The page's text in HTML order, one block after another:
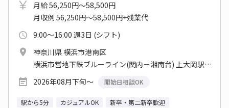
月給 56,250円～58,500円
月収例 56,250円～58,500円+残業代
9:00～16:00 週3日 (シフト)
神奈川県 横浜市港南区
横浜市営地下鉄ブルーライン(関内－湘南台) 上大岡駅 他
2026年08月下旬～
開始日相談OK
駅から5分 カジュアルOK 新卒・第二新卒歓迎